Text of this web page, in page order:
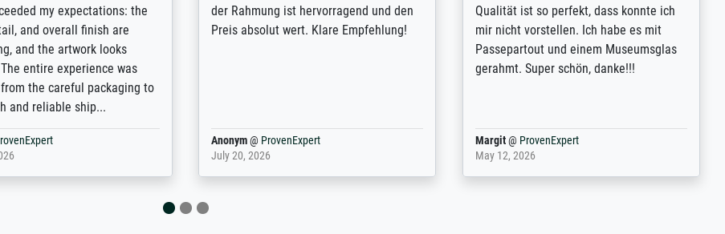
prints requested by the
company has a vast
prints to choose from, and
excellent service also with
which are not in that
recommended!
from the real thing; it will be my go-to
for high-quality art prints from now on -
Anonym@ ProvenExpert
January 12, 2026
demandes (recadrage, réajustement des
couleurs). Relation clientèle parfaite.
Transport, réception sans aucun
problème. Merci à toute l'équipe ! Hervé
Anonym@ProvenExpert
March 31, 2025